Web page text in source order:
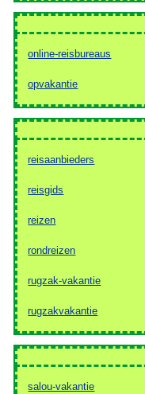
online-reisbureaus
opvakantie
reisaanbieders
reisgids
reizen
rondreizen
rugzak-vakantie
rugzakvakantie
salou-vakantie